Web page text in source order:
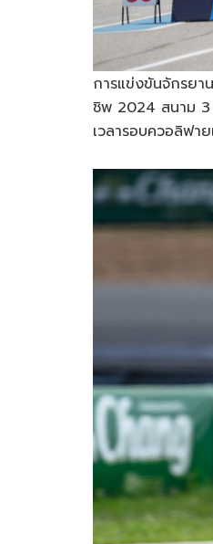
การแข่งขันจักรยา
ชิพ 2024 สนาม 3
เวลารอบควอลิฟา